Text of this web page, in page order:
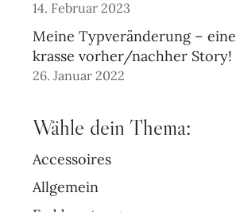
14. Februar 2023
Meine Typveränderung – eine
krasse vorher/nachher Story!
26. Januar 2022
Wähle dein Thema:
Accessoires
Allgemein